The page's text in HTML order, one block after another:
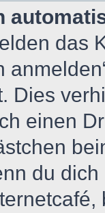
das
Dies
einen
du